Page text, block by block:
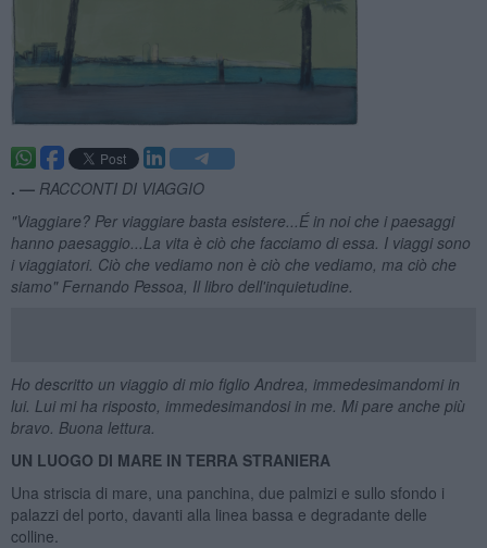
. — RACCONTI DI VIAGGIO
"Viaggiare? Per viaggiare basta esistere... É in noi che i paesaggi
hanno paesaggio...La vita è ciò che facciamo di essa. I viaggi sono
i viaggiatori. Ciò che vediamo non è ciò che vediamo, ma ciò che
siamo" Fernando Pessoa, Il libro dell'inquietudine.
Ho descritto un viaggio di mio figlio Andrea, immedesimandomi in
lui. Lui mi ha risposto, immedesimandosi in me. Mi pare anche più
bravo. Buona lettura.
UN LUOGO DI MARE IN TERRA STRANIERA
Una striscia di mare, una panchina, due palmizi e sullo sfondo i
palazzi del porto, davanti alla linea bassa e degradante delle
colline.